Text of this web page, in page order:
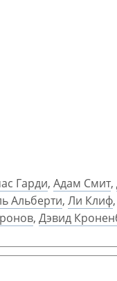
Гарди, Адам Смит,
Альберти, Ли Клиф,
, Дэвид